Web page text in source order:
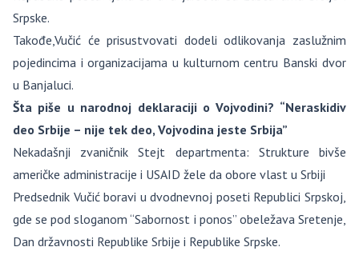
Srpske.
Takođe,Vučić će prisustvovati dodeli odlikovanja zaslužnim
pojedincima i organizacijama u kulturnom centru Banski dvor
u Banjaluci.
Šta piše u narodnoj deklaraciji o Vojvodini? “Neraskidiv
deo Srbije – nije tek deo, Vojvodina jeste Srbija”
Nekadašnji zvaničnik Stejt departmenta: Strukture bivše
američke administracije i USAID žele da obore vlast u Srbiji
Predsednik Vučić boravi u dvodnevnoj poseti Republici Srpskoj,
gde se pod sloganom “Sabornost i ponos” obeležava Sretenje,
Dan državnosti Republike Srbije i Republike Srpske.